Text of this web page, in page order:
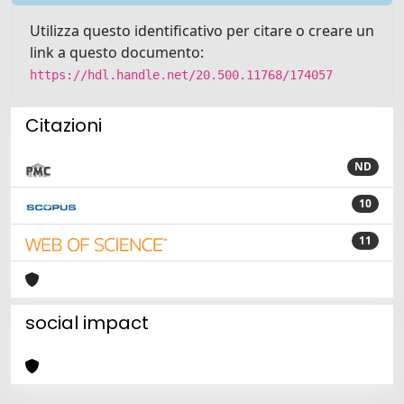
Utilizza questo identificativo per citare o creare un
link a questo documento:
https://hdl.handle.net/20.500.11768/174057
Citazioni
ND
10
11
social impact